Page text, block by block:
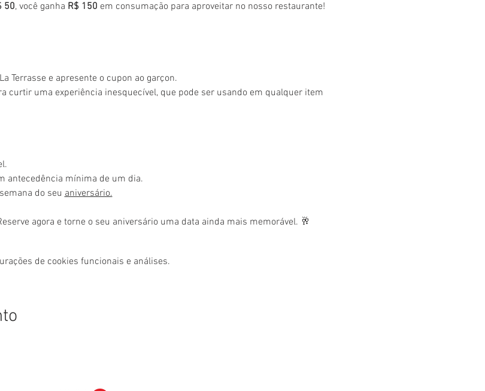
50, você ganha R$ 150 em consumação para aproveitar no nosso restaurante!
Terrasse e apresente o cupon ao garçon.
curtir uma experiência inesquecível, que pode ser usando em qualquer item
antecedência mínima de um dia.
do seu aniversário.
agora e torne o seu aniversário uma data ainda mais memorável. 🥂
de cookies funcionais e análises.